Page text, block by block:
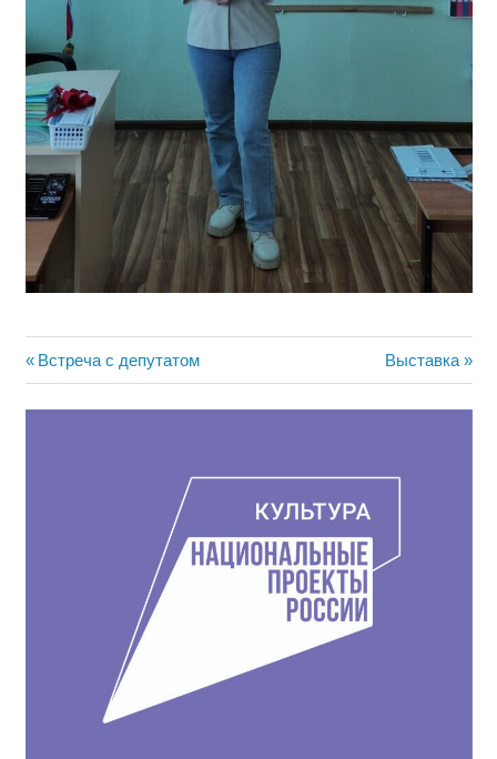
Навигация
по
Предыдущая
запись:
Встреча с депутатом
Следующая
запись:
Выставка